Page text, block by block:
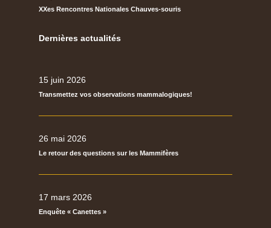
XXes Rencontres Nationales Chauves-souris
Dernières actualités
15 juin 2026
Transmettez vos observations mammalogiques!
26 mai 2026
Le retour des questions sur les Mammifères
17 mars 2026
Enquête « Canettes »